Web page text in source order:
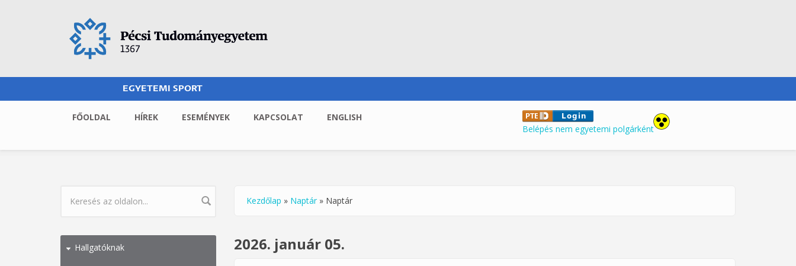
EGYETEMI SPORT
FŐOLDAL HÍREK ESEMÉNYEK KAPCSOLAT
ENGLISH
Belépés nem egyetemi polgárként
KERESÉS ŰRLAP
Hallgatóknak
Jelenlegi hely
Kezdőlap » Naptár » Naptár
2026. január 05.